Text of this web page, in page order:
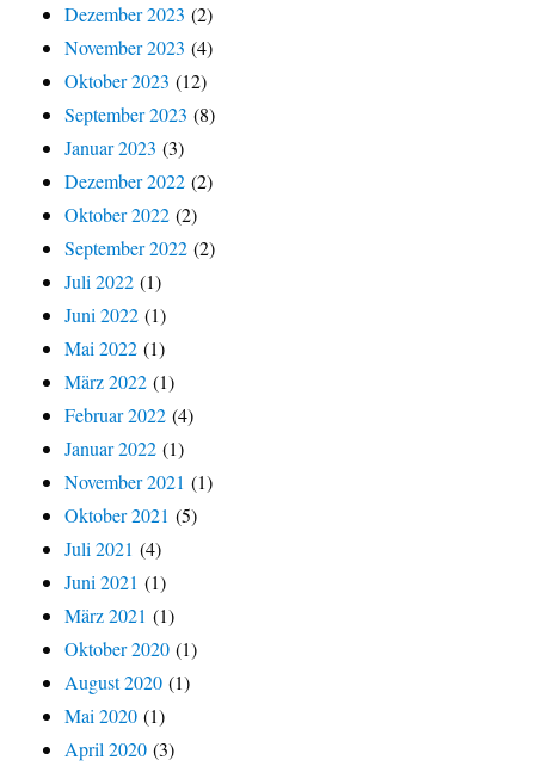
Dezember 2023 (2)
November 2023 (4)
Oktober 2023 (12)
September 2023 (8)
Januar 2023 (3)
Dezember 2022 (2)
Oktober 2022 (2)
September 2022 (2)
Juli 2022 (1)
Juni 2022 (1)
Mai 2022 (1)
März 2022 (1)
Februar 2022 (4)
Januar 2022 (1)
November 2021 (1)
Oktober 2021 (5)
Juli 2021 (4)
Juni 2021 (1)
März 2021 (1)
Oktober 2020 (1)
August 2020 (1)
Mai 2020 (1)
April 2020 (3)